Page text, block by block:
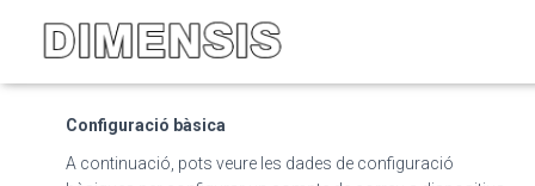
Com configurar el correu
Configuració bàsica
A continuació, pots veure les dades de configuració